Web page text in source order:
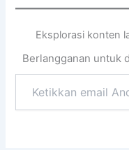
Eksplorasi konten
Berlangganan untuk
email
Anda...